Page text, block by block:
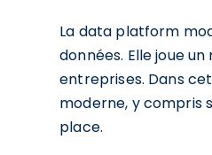
La data platform
données. Elle joue
entreprises. Dans
moderne, y compris
place.